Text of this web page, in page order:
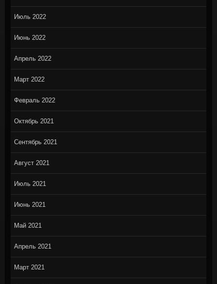
Июль 2022
Июнь 2022
Апрель 2022
Март 2022
Февраль 2022
Октябрь 2021
Сентябрь 2021
Август 2021
Июль 2021
Июнь 2021
Май 2021
Апрель 2021
Март 2021